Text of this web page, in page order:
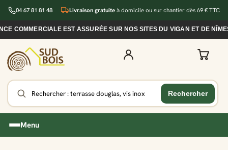
04 67 81 81 48 Livraison gratuite à domicile ou sur chantier dès 69 € TTC
EST ASSURÉE SUR NOS SITES DU VIGAN ET DE
Menu